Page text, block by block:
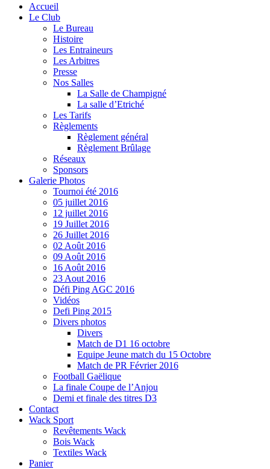
Accueil
Le Club
Le Bureau
Histoire
Les Entraineurs
Les Arbitres
Presse
Nos Salles
La Salle de Champigné
La salle d’Etriché
Les Tarifs
Règlements
Règlement général
Règlement Brûlage
Réseaux
Sponsors
Galerie Photos
Tournoi été 2016
05 juillet 2016
12 juillet 2016
19 Juillet 2016
26 Juillet 2016
02 Août 2016
09 Août 2016
16 Août 2016
23 Aout 2016
Défi Ping AGC 2016
Vidéos
Defi Ping 2015
Divers photos
Divers
Match de D1 16 octobre
Equipe Jeune match du 15 Octobre
Match de PR Février 2016
Football Gaëlique
La finale Coupe de l’Anjou
Demi et finale des titres D3
Contact
Wack Sport
Revêtements Wack
Bois Wack
Textiles Wack
Panier